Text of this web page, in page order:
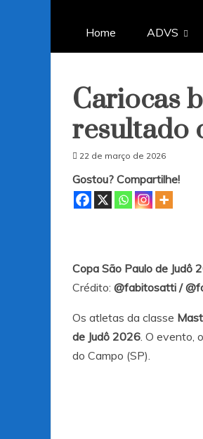
Home ADVS
Cariocas
resultado
22 de março de 2026
Gostou? Compartilhe!
Copa São Paulo de Judô
Crédito: @fabitosatti /
Os atletas da classe
de Judô 2026. O evento,
do Campo (SP).